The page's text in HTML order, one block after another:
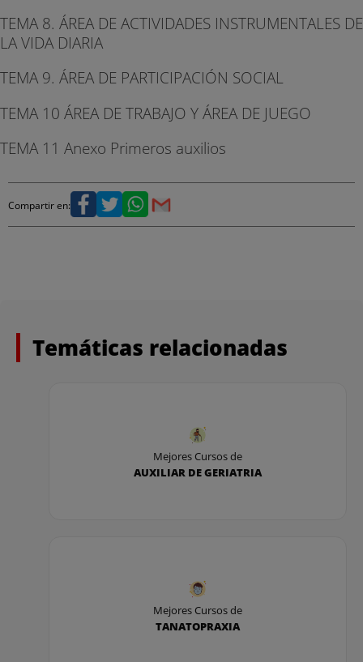
TEMA 8. ÁREA DE ACTIVIDADES INSTRUMENTALES DE
LA VIDA DIARIA
TEMA 9. ÁREA DE PARTICIPACIÓN SOCIAL
TEMA 10 ÁREA DE TRABAJO Y ÁREA DE JUEGO
TEMA 11 Anexo Primeros auxilios
Compartir en:
Temáticas relacionadas
Mejores Cursos de
AUXILIAR DE GERIATRIA
Mejores Cursos de
TANATOPRAXIA